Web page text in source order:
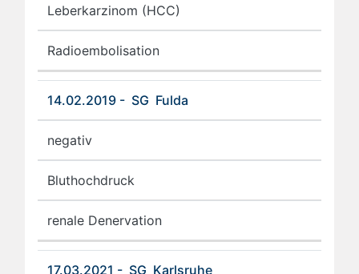
Leberkarzinom (HCC)
Radioembolisation
14.02.2019 - SG Fulda
negativ
Bluthochdruck
renale Denervation
17.03.2021 - SG Karlsruhe